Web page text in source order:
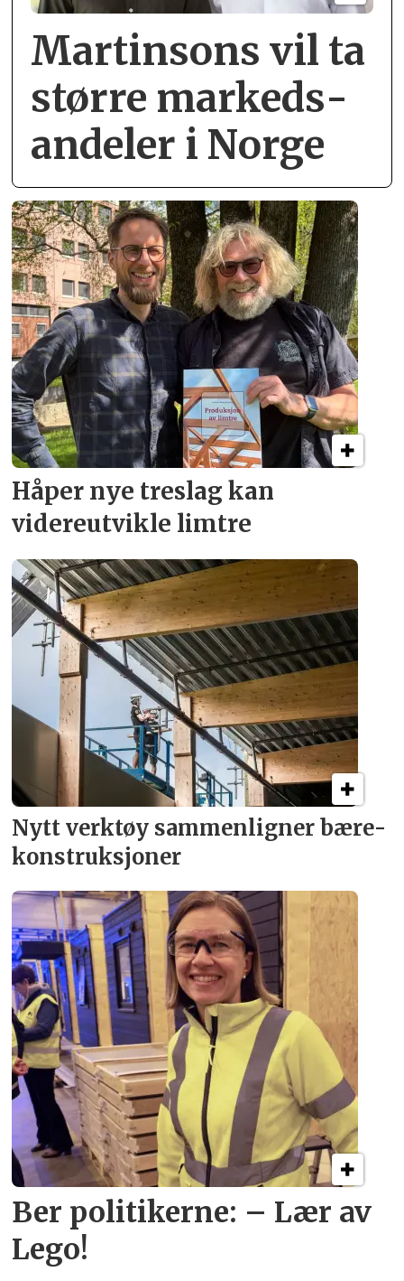
Martinsons vil ta
større markeds­
andeler i Norge
Håper nye treslag kan
videreutvikle limtre
Nytt verktøy sammenligner bære­
konstruksjoner
Ber politikerne: – Lær av
Lego!